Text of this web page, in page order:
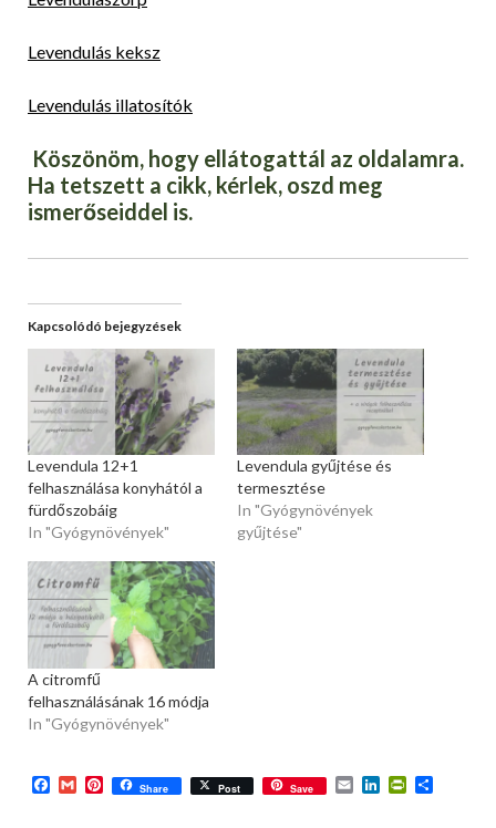
Levendulás keksz
Levendulás illatosítók
Köszönöm, hogy ellátogattál az oldalamra.
Ha tetszett a cikk, kérlek, oszd meg
ismerőseiddel is.
Kapcsolódó bejegyzések
Levendula 12+1
felhasználása konyhától a
fürdőszobáig
In "Gyógynövények"
Levendula gyűjtése és
termesztése
In "Gyógynövények
gyűjtése"
A citromfű
felhasználásának 16 módja
In "Gyógynövények"
Facebook
GmailPinterest
Share Post Save EmailLinkedIn